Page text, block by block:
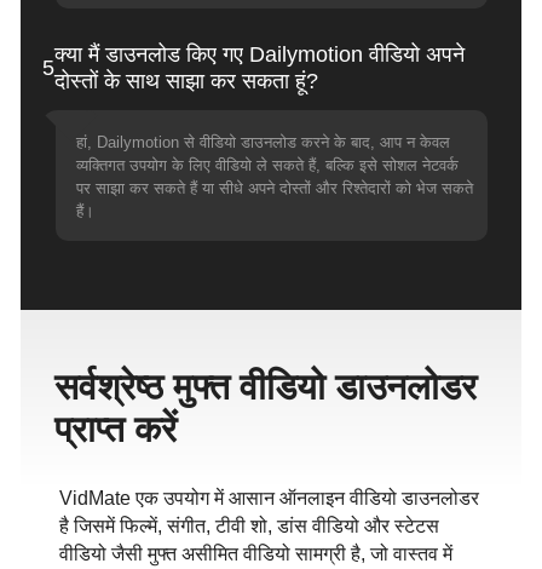
5
क्या मैं डाउनलोड किए गए Dailymotion वीडियो अपने
दोस्तों के साथ साझा कर सकता हूं?
हां, Dailymotion से वीडियो डाउनलोड करने के बाद, आप न केवल
व्यक्तिगत उपयोग के लिए वीडियो ले सकते हैं, बल्कि इसे सोशल नेटवर्क
पर साझा कर सकते हैं या सीधे अपने दोस्तों और रिश्तेदारों को भेज सकते
हैं।
सर्वश्रेष्ठ मुफ्त वीडियो डाउनलोडर
प्राप्त करें
VidMate एक उपयोग में आसान ऑनलाइन वीडियो डाउनलोडर
है जिसमें फिल्में, संगीत, टीवी शो, डांस वीडियो और स्टेटस
वीडियो जैसी मुफ्त असीमित वीडियो सामग्री है, जो वास्तव में